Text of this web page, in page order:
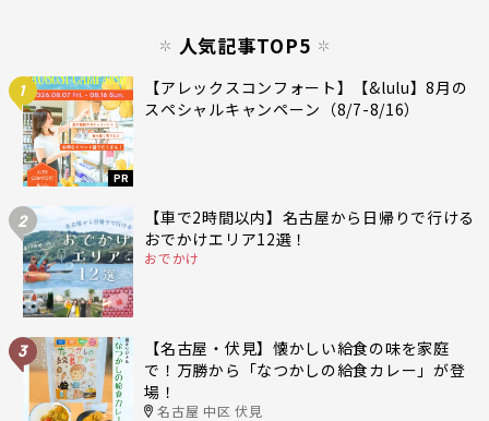
人気記事TOP5
1
PR
【アレックスコンフォート】【&lulu】8月の
スペシャルキャンペーン（8/7-8/16）
2
【車で2時間以内】名古屋から日帰りで行ける
おでかけエリア12選！
おでかけ
3
【名古屋・伏見】懐かしい給食の味を家庭
で！万勝から「なつかしの給食カレー」が登
場！
名古屋 中区 伏見